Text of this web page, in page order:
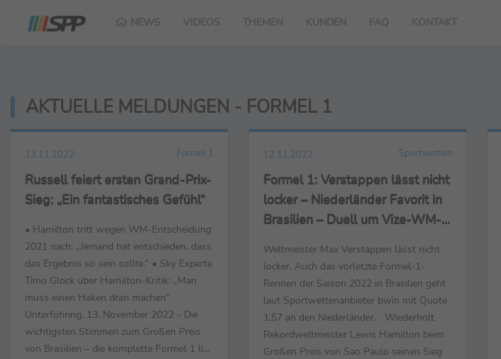
NEWS VIDEOS THEMEN KUNDEN FAQ KONTAKT
AKTUELLE MELDUNGEN - FORMEL 1
13.11.2022 Formel 1
Russell feiert ersten Grand-Prix-
Sieg: „Ein fantastisches Gefühl“
• Hamilton tritt wegen WM-Entscheidung
2021 nach: „Jemand hat entschieden, dass
das Ergebnis so sein sollte.“ • Sky Experte
Timo Glock über Hamilton-Kritik: „Man
muss einen Haken dran machen“
Unterföhring, 13. November 2022 - Die
wichtigsten Stimmen zum Großen Preis
von Brasilien – die komplette Formel 1 live
12.11.2022 Sportwetten
Formel 1: Verstappen lässt nicht
locker – Niederländer Favorit in
Brasilien – Duell um Vize-WM-
Weltmeister Max Verstappen lässt nicht
locker. Auch das vorletzte Formel-1-
Rennen der Saison 2022 in Brasilien geht
laut Sportwettenanbieter bwin mit Quote
1,57 an den Niederländer. Wiederholt
Rekordweltmeister Lewis Hamilton beim
Großen Preis von Sao Paulo seinen Sieg